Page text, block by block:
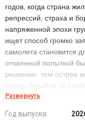
годов, когда страна
репрессий, страха и
напряженной эпохи
ищет способ громко
самолета становится
отчаянной попыткой
решению, тем острее
между борьбой за
Сериал Рейс
Развернуть
Год выпуска: